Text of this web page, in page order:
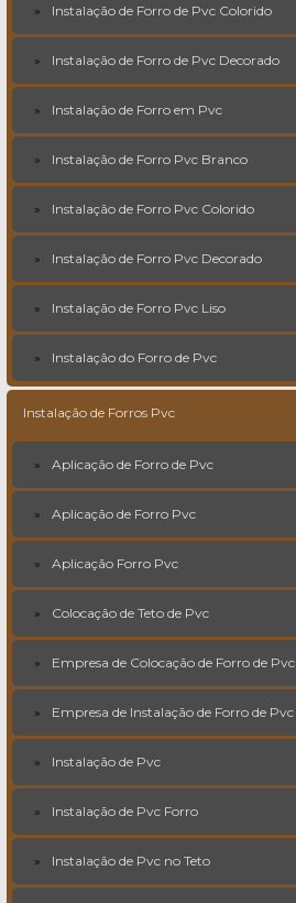
Instalação de Forro de Pvc Colorido
Instalação de Forro de Pvc Decorado
Instalação de Forro em Pvc
Instalação de Forro Pvc Branco
Instalação de Forro Pvc Colorido
Instalação de Forro Pvc Decorado
Instalação de Forro Pvc Liso
Instalação do Forro de Pvc
Instalação de Forros Pvc
Aplicação de Forro de Pvc
Aplicação de Forro Pvc
Aplicação Forro Pvc
Colocação de Teto de Pvc
Empresa de Colocação de Forro de Pvc
Empresa de Instalação de Forro de Pvc
Instalação de Pvc
Instalação de Pvc Forro
Instalação de Pvc no Teto